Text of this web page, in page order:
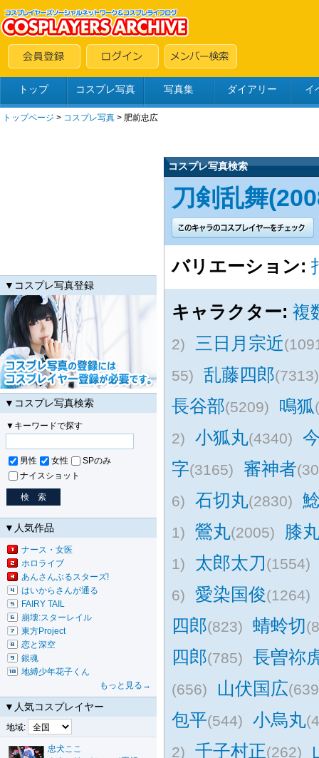
トップ コスプレ写真 写真集 ダイアリー イ
トップページ > コスプレ写真 > 肥前忠広
▼コスプレ写真登録
▼コスプレ写真検索
▼キーワードで探す
男性 女性
SPのみ
ナイスショット
▼人気作品
ナース・女医
ホロライブ
あんさんぶるスターズ!
はいからさんが通る
FAIRY TAIL
崩壊:スターレイル
東方Project
恋と深空
銀魂
地縛少年花子くん
もっと見る→
▼人気コスプレイヤー
地域:
忠犬ここ
コスプレ写真検索
刀剣乱舞
バリエーション:
キャラクター: 複
2) 三日月宗近
55)
乱藤四郎(7313)
長谷部(5209) 鳴狐
2)
小狐丸(4340)
字(3165) 審神者
6)
石切丸(2830)
1) 鶯丸(2005) 膝
1) 太郎太刀(1554)
6)
愛染国俊(1264)
四郎(823) 蜻蛉切
四郎(785) 長曽祢
(656) 山伏国広
包平(544) 小烏丸
2)
千子村正(262)